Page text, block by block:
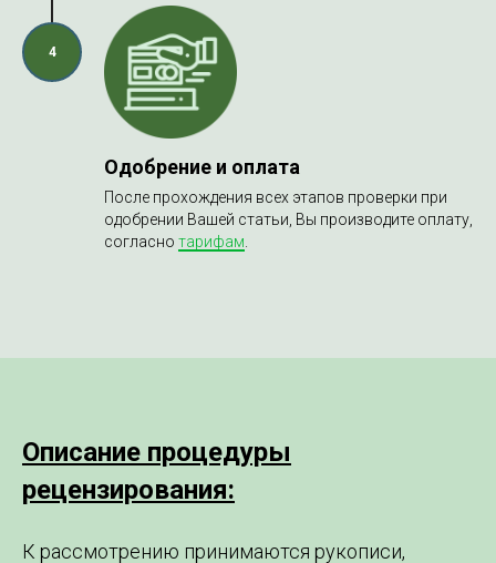
4
Одобрение и оплата
После прохождения всех этапов проверки при
одобрении Вашей статьи, Вы производите оплату,
согласно тарифам
Описание процедуры
рецензирования:
К рассмотрению принимаются рукописи,